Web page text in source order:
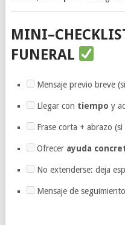
FUNERAL
Mensaje previo breve
Llegar con tiempo y
Frase corta + abrazo
Ofrecer ayuda
No extenderse: deja
Mensaje de